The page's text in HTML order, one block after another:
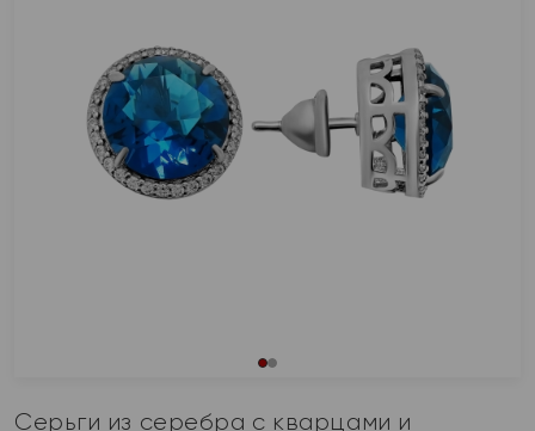
Серьги из серебра с кварцами и